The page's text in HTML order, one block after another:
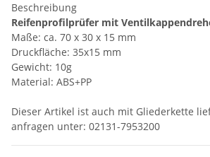
Beschreibung
Reifenprofilprüfer mit
Maße: ca. 70 x 30 x 15 mm
Druckfläche: 35x15 mm
Gewicht: 10g
Material: ABS+PP
Dieser Artikel ist auch mit Gliederkette
anfragen unter: 02131-7953200